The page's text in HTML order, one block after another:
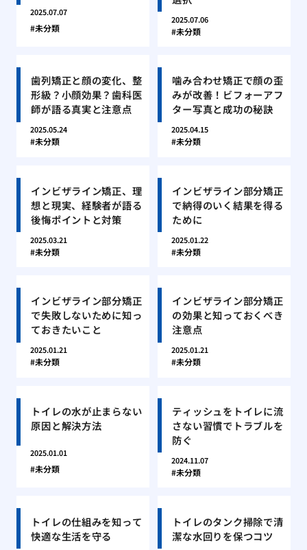
2025.07.07
未分類
2025.07.06
未分類
歯列矯正と顔の変化、整
形級？小顔効果？歯科医
師が語る真実と注意点
2025.05.24
未分類
噛み合わせ矯正で顔の歪
みが改善！ビフォーアフ
ター写真と成功の秘訣
2025.04.15
未分類
インビザライン矯正、理
想と現実、経験者が語る
後悔ポイントと対策
2025.03.21
未分類
インビザライン部分矯正
で納得のいく結果を得る
ために
2025.01.22
未分類
インビザライン部分矯正
で失敗しないために知っ
ておきたいこと
2025.01.21
未分類
インビザライン部分矯正
の効果と知っておくべき
注意点
2025.01.21
未分類
トイレの水が止まらない
原因と解決方法
2025.01.01
未分類
ティッシュをトイレに流
さない習慣でトラブルを
防ぐ
2024.11.07
未分類
トイレの仕組みを知って
快適な生活を守る
トイレのタンク掃除で清
潔な水回りを保つコツ